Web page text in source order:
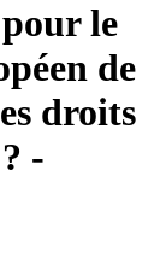
le
de
droits
-